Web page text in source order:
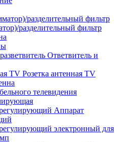
разделительный фильтр
Ответвитель и
Розетка антенная TV
телевидения
Аппарат